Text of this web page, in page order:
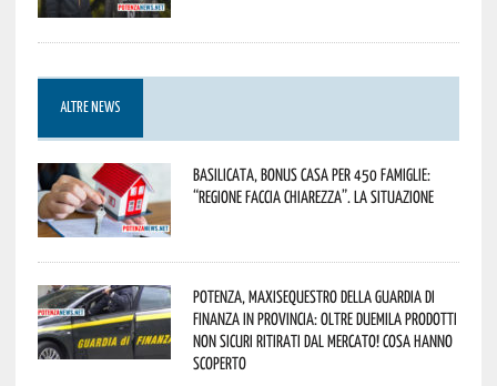
ALTRE NEWS
Basilicata, Bonus casa per 450 famiglie:
“Regione faccia chiarezza”. La situazione
Potenza, maxisequestro della Guardia di
Finanza in provincia: oltre duemila prodotti
non sicuri ritirati dal mercato! Cosa hanno
scoperto